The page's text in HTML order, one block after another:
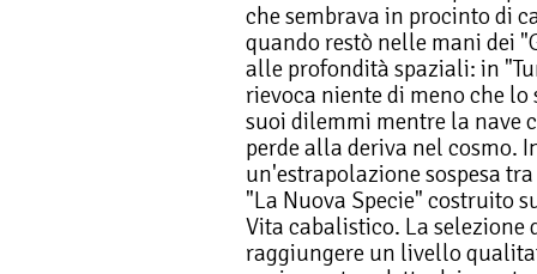
che sembrava in procinto di
quando restò nelle mani dei
alle profondità spaziali: in
rievoca niente di meno che
suoi dilemmi mentre la nave
perde alla deriva nel cosmo.
un'estrapolazione sospesa
"La Nuova Specie" costruito
Vita cabalistico. La selezione
raggiungere un livello